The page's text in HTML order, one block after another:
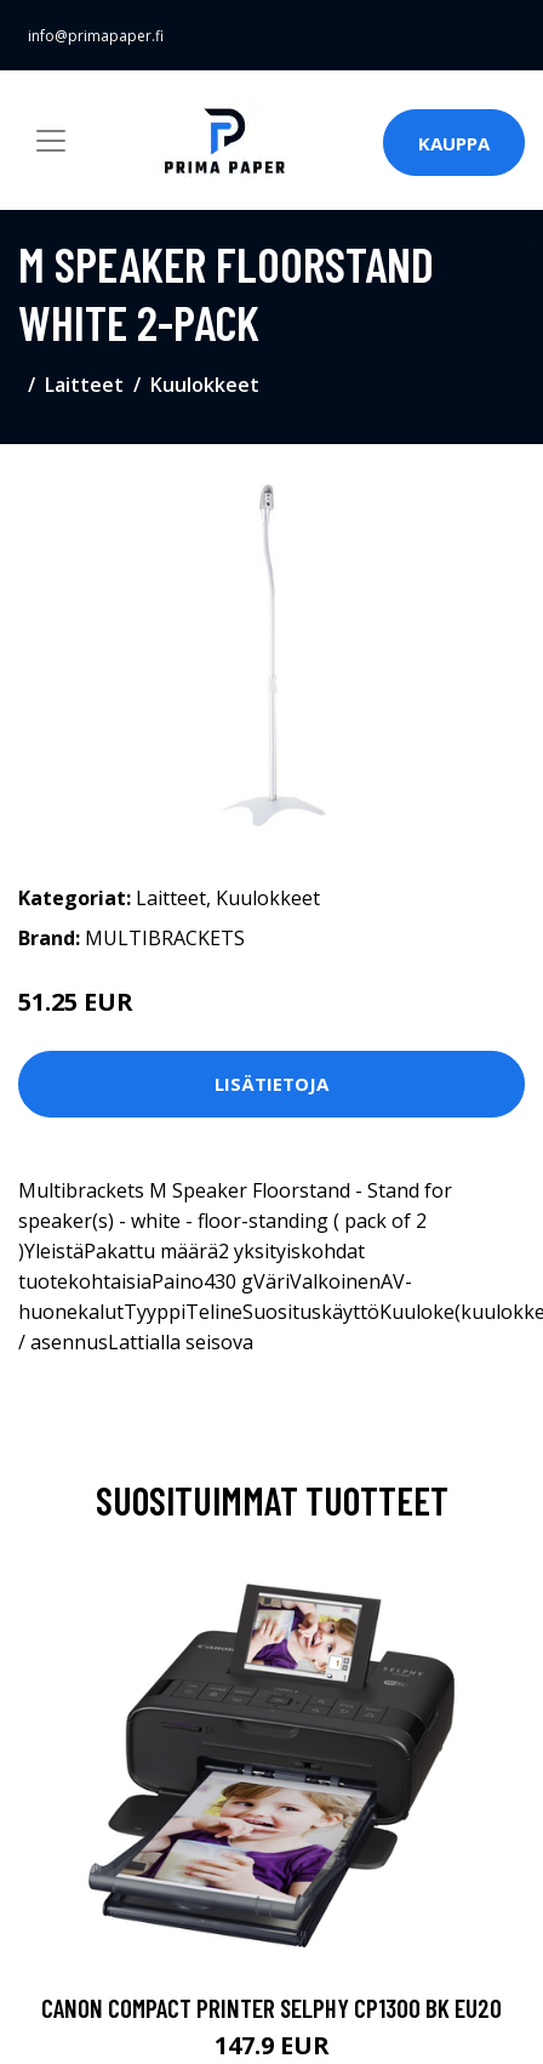
info@primapaper.fi
KAUPPA
M SPEAKER FLOORSTAND
WHITE 2-PACK
Laitteet Kuulokkeet
Kategoriat: Laitteet, Kuulokkeet
Brand: MULTIBRACKETS
51.25 EUR
LISÄTIETOJA
Multibrackets M Speaker Floorstand - Stand for
speaker(s) - white - floor-standing ( pack of 2
)YleistäPakattu määrä2 yksityiskohdat
tuotekohtaisiaPaino430 gVäriValkoinenAV-
/ asennusLattialla seisova
SUOSITUIMMAT TUOTTEET
CANON COMPACT PRINTER SELPHY CP1300 BK EU20
147.9 EUR